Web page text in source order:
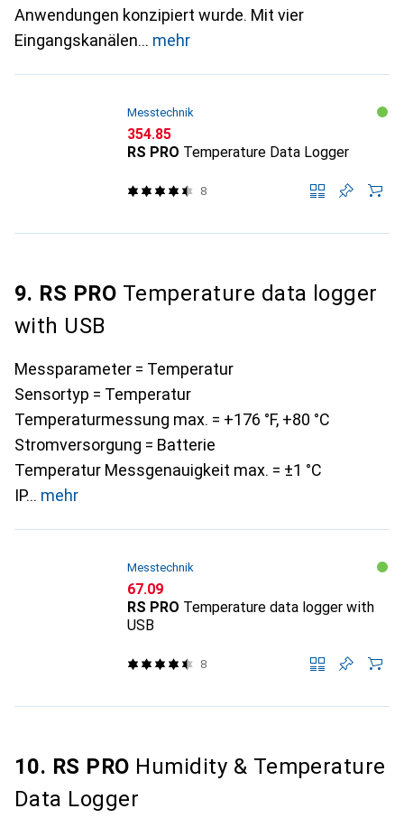
Anwendungen konzipiert wurde. Mit vier
Eingangskanälen
mehr
Messtechnik
CHF
354.85
RS PRO Temperature Data Logger
8
9. RS PRO Temperature data logger
with USB
Messparameter = Temperatur
Sensortyp = Temperatur
Temperaturmessung max. = +176 °F, +80 °C
Stromversorgung = Batterie
Temperatur Messgenauigkeit max. = ±1 °C
IP
mehr
Messtechnik
CHF
67.09
RS PRO Temperature data logger with
USB
8
10. RS PRO Humidity & Temperature
Data Logger